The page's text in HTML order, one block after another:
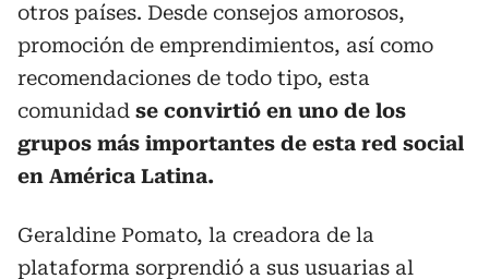
otros países. Desde consejos amorosos,
promoción de emprendimientos, así como
recomendaciones de todo tipo, esta
comunidad se convirtió en uno de los
grupos más importantes de esta red social
en América Latina.
Geraldine Pomato, la creadora de la
plataforma sorprendió a sus usuarias al